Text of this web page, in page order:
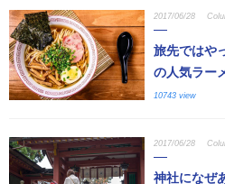
2017/06/28
旅先ではや
の人気ラー
10743 view
2017/06/28
神社になぜ